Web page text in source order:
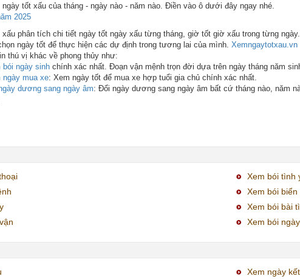
ngày tốt xấu của tháng - ngày nào - năm nào. Điền vào ô dưới đây ngay nhé.
2025
phân tích chi tiết ngày tốt ngày xấu từng tháng, giờ tốt giờ xấu trong từng
ngày tốt để thực hiện các dự định trong tương lai của mình. Xemngaytotxau.vn
thú vị khác về phong thủy như:
bói ngày sinh chính xác nhất. Đoạn vận mệnh trọn đời dựa trên ngày tháng năm
ngày mua xe: Xem ngày tốt để mua xe hợp tuổi gia chủ chính xác nhất.
dương sang ngày âm: Đổi ngày dương sang ngày âm bất cứ tháng nào, năm
Xem bói tình
Xem bói biển
Xem bói bài
Xem bói
Xem ngày